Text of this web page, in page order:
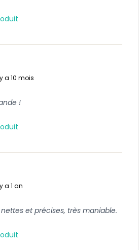
a 10 mois
!
a 1 an
et précises, très maniable.